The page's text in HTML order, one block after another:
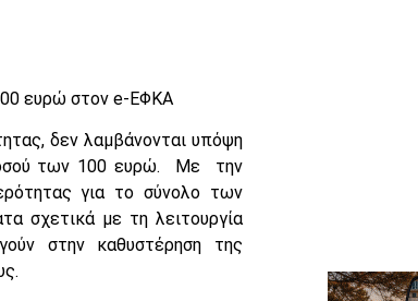
ευρώ στον e-ΕΦΚΑ
δεν λαμβάνονται υπόψη
των 100 ευρώ. Με την
για το σύνολο των
σχετικά με τη λειτουργία
στην καθυστέρηση της